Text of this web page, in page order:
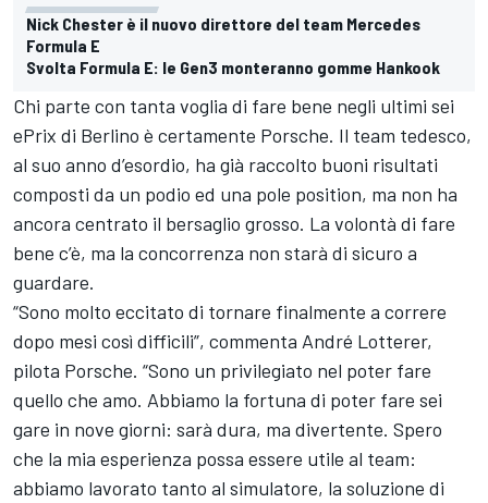
Nick Chester è il nuovo direttore del team Mercedes
Formula E
Svolta Formula E: le Gen3 monteranno gomme Hankook
Chi parte con tanta voglia di fare bene negli ultimi sei
ePrix di Berlino è certamente Porsche. Il team tedesco,
al suo anno d’esordio, ha già raccolto buoni risultati
composti da un podio ed una pole position, ma non ha
ancora centrato il bersaglio grosso. La volontà di fare
bene c’è, ma la concorrenza non starà di sicuro a
guardare.
“Sono molto eccitato di tornare finalmente a correre
dopo mesi così difficili”, commenta André Lotterer,
pilota Porsche. “Sono un privilegiato nel poter fare
quello che amo. Abbiamo la fortuna di poter fare sei
gare in nove giorni: sarà dura, ma divertente. Spero
che la mia esperienza possa essere utile al team:
abbiamo lavorato tanto al simulatore, la soluzione di